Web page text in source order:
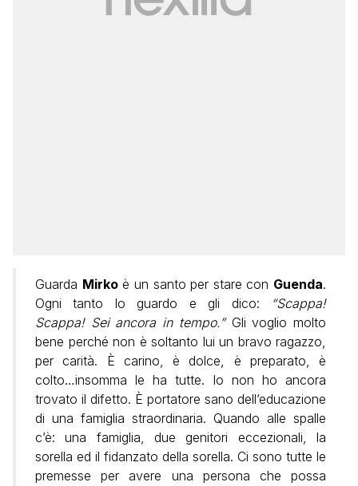
Guarda Mirkoè un santo per stare con Guenda.
Ogni tanto lo guardo e gli dico:
“Scappa!
Scappa! Sei ancora in tempo.”Gli voglio molto
bene perché non è soltanto lui un bravo ragazzo,
per carità. È carino, è dolce, è preparato, è
colto…insomma le ha tutte. Io non ho ancora
trovato il difetto. È portatore sano dell’educazione
di una famiglia straordinaria. Quando alle spalle
c’è: una famiglia, due genitori eccezionali, la
sorella ed il fidanzato della sorella. Ci sono tutte le
premesse per avere una persona che possa